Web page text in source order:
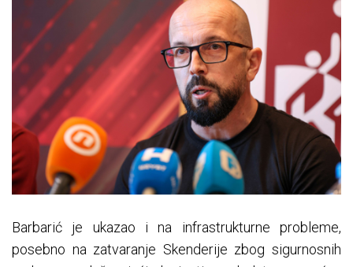
Barbarić je ukazao i na infrastrukturne probleme,
posebno na zatvaranje Skenderije zbog sigurnosnih